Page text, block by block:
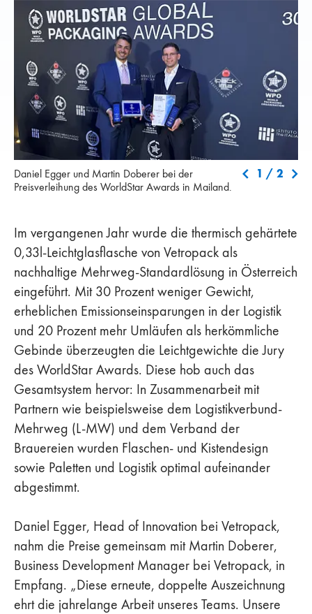
Daniel Egger und Martin Doberer bei der Preisverleihung des
WorldStar Awards in Mailand.
Daniel Egger und Martin Doberer bei der
Preisverleihung des WorldStar Awards in Mailand.
1 / 2
Im vergangenen Jahr wurde die thermisch gehärtete
0,33l-Leichtglasflasche von Vetropack als
nachhaltige Mehrweg-Standardlösung in Österreich
eingeführt. Mit 30 Prozent weniger Gewicht,
erheblichen Emissionseinsparungen in der Logistik
und 20 Prozent mehr Umläufen als herkömmliche
Gebinde überzeugten die Leichtgewichte die Jury
des WorldStar Awards. Diese hob auch das
Gesamtsystem hervor: In Zusammenarbeit mit
Partnern wie beispielsweise dem Logistikverbund-
Mehrweg (L-MW) und dem Verband der
Brauereien wurden Flaschen- und Kistendesign
sowie Paletten und Logistik optimal aufeinander
abgestimmt.
Daniel Egger, Head of Innovation bei Vetropack,
nahm die Preise gemeinsam mit Martin Doberer,
Business Development Manager bei Vetropack, in
Empfang. „Diese erneute, doppelte Auszeichnung
ehrt die jahrelange Arbeit unseres Teams. Unsere